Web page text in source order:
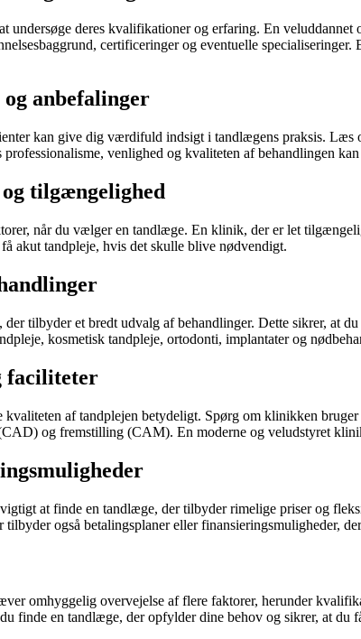
undersøge deres kvalifikationer og erfaring. En
certificeringer og eventuelle
anbefalinger
kan give dig værdifuld indsigt i tandlægens praksis.
venlighed og kvaliteten af behandlingen
tilgængelighed
når du vælger en tandlæge. En klinik, der er let
akut tandpleje, hvis det skulle blive nødvendigt.
tilbyder et bredt udvalg af behandlinger. Dette sikrer, at
kosmetisk tandpleje, ortodonti, implantater og
faciliteter
af tandplejen betydeligt. Spørg om klinikken
og fremstilling (CAM). En moderne og veludstyret
at finde en tandlæge, der tilbyder rimelige priser og
også betalingsplaner eller finansieringsmuligheder,
omhyggelig overvejelse af flere faktorer, herunder
finde en tandlæge, der opfylder dine behov og sikrer, at du